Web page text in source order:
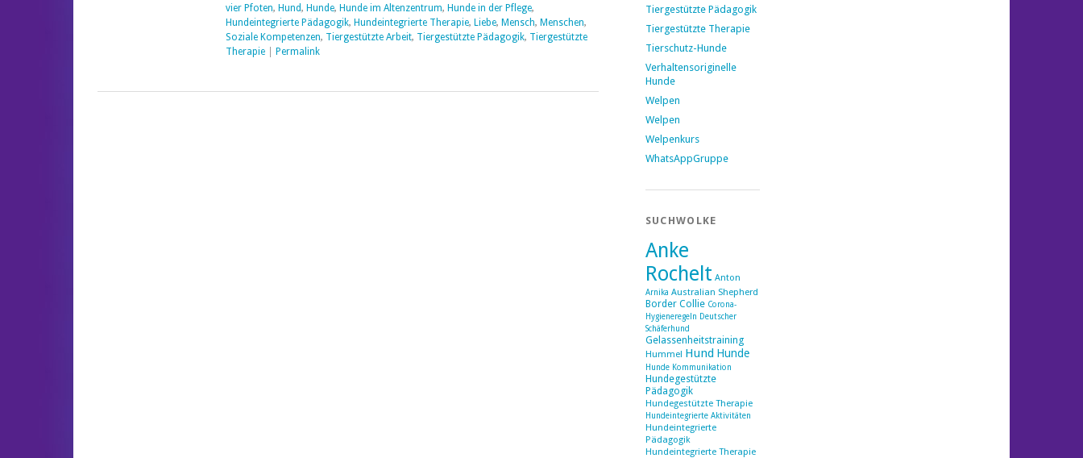
vier Pfoten, Hund, Hunde, Hunde im Altenzentrum, Hunde in der Pflege,
Hundeintegrierte Pädagogik, Hundeintegrierte Therapie, Liebe, Mensch, Menschen,
Soziale Kompetenzen, Tiergestützte Arbeit, Tiergestützte Pädagogik, Tiergestützte
Therapie| Permalink
Tiergestützte Pädagogik
Tiergestützte Therapie
Tierschutz-Hunde
Verhaltensoriginelle
Hunde
Welpen
Welpen
Welpenkurs
WhatsAppGruppe
SUCHWOLKE
Anke
Rochelt Anton
Arnika Australian Shepherd
Border Collie Corona-
Hygieneregeln Deutscher
Schäferhund
Gelassenheitstraining
Hummel Hund Hunde
Hunde Kommunikation
Hundegestützte
Pädagogik
Hundegestützte Therapie
Hundeintegrierte Aktivitäten
Hundeintegrierte
Pädagogik
Hundeintegrierte Therapie